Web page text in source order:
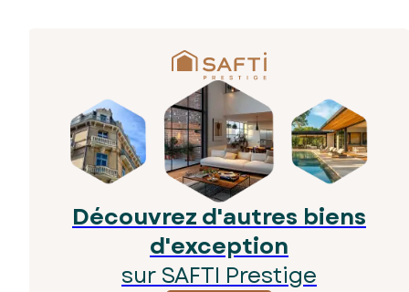
Découvrez d'autres biens
d'exception
sur SAFTI Prestige